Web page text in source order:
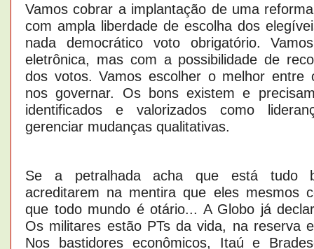
Vamos cobrar a implantação de uma
com ampla liberdade de escolha dos
nada democrático voto obrigatório.
eletrônica, mas com a possibilidade de
dos votos. Vamos escolher o melhor entre
nos governar. Os bons existem e
identificados e valorizados como
gerenciar mudanças qualitativas.
Se a petralhada acha que está tudo
acreditarem na mentira que eles mesmos
que todo mundo é otário... A Globo já
Os militares estão PTs da vida, na reserva
Nos bastidores econômicos, Itaú e